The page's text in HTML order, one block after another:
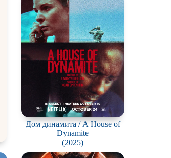
Дом динамита / A House of
Dynamite
(2025)